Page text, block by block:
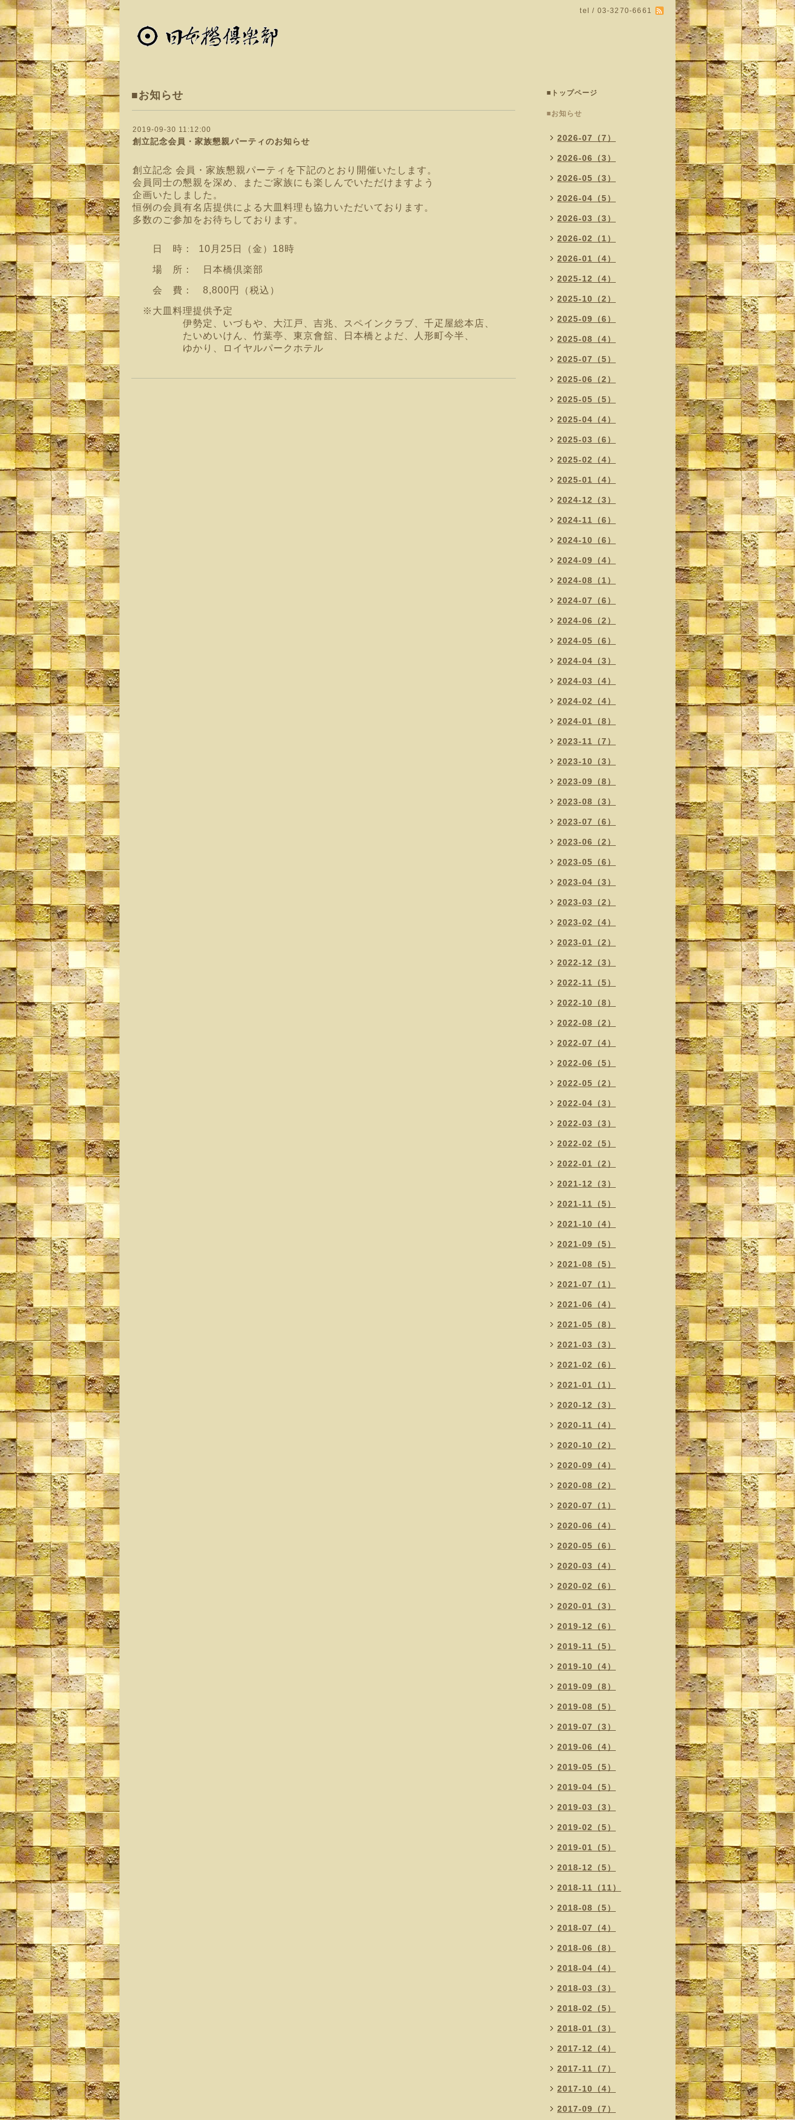
tel / 03-3270-6661
■お知らせ
2019-09-30 11:12:00
創立記念会員・家族懇親パーティのお知らせ
創立記念 会員・家族懇親パーティを下記のとおり開催いたします。
会員同士の懇親を深め、またご家族にも楽しんでいただけますよう
企画いたしました。
恒例の会員有名店提供による大皿料理も協力いただいております。
多数のご参加をお待ちしております。
日 時： 10月25日（金）18時
場 所： 日本橋倶楽部
会 費： 8,800円（税込）
※大皿料理提供予定
伊勢定、いづもや、大江戸、吉兆、スペインクラブ、千疋屋総本店、
たいめいけん、竹葉亭、東京會舘、日本橋とよだ、人形町今半、
ゆかり、ロイヤルパークホテル
■トップページ
■お知らせ
2026-07（7）
2026-06（3）
2026-05（3）
2026-04（5）
2026-03（3）
2026-02（1）
2026-01（4）
2025-12（4）
2025-10（2）
2025-09（6）
2025-08（4）
2025-07（5）
2025-06（2）
2025-05（5）
2025-04（4）
2025-03（6）
2025-02（4）
2025-01（4）
2024-12（3）
2024-11（6）
2024-10（6）
2024-09（4）
2024-08（1）
2024-07（6）
2024-06（2）
2024-05（6）
2024-04（3）
2024-03（4）
2024-02（4）
2024-01（8）
2023-11（7）
2023-10（3）
2023-09（8）
2023-08（3）
2023-07（6）
2023-06（2）
2023-05（6）
2023-04（3）
2023-03（2）
2023-02（4）
2023-01（2）
2022-12（3）
2022-11（5）
2022-10（8）
2022-08（2）
2022-07（4）
2022-06（5）
2022-05（2）
2022-04（3）
2022-03（3）
2022-02（5）
2022-01（2）
2021-12（3）
2021-11（5）
2021-10（4）
2021-09（5）
2021-08（5）
2021-07（1）
2021-06（4）
2021-05（8）
2021-03（3）
2021-02（6）
2021-01（1）
2020-12（3）
2020-11（4）
2020-10（2）
2020-09（4）
2020-08（2）
2020-07（1）
2020-06（4）
2020-05（6）
2020-03（4）
2020-02（6）
2020-01（3）
2019-12（6）
2019-11（5）
2019-10（4）
2019-09（8）
2019-08（5）
2019-07（3）
2019-06（4）
2019-05（5）
2019-04（5）
2019-03（3）
2019-02（5）
2019-01（5）
2018-12（5）
2018-11（11）
2018-08（5）
2018-07（4）
2018-06（8）
2018-04（4）
2018-03（3）
2018-02（5）
2018-01（3）
2017-12（4）
2017-11（7）
2017-10（4）
2017-09（7）